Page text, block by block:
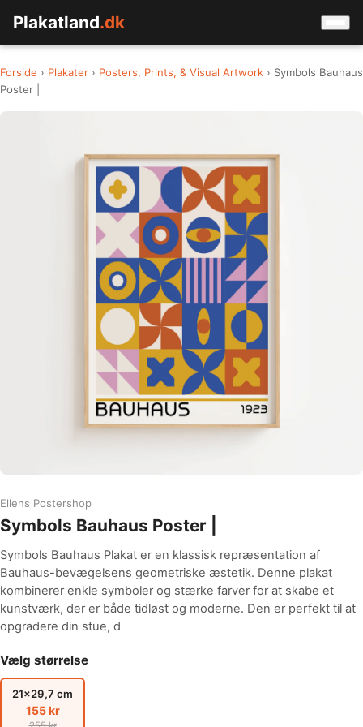
Plakatland.dk
Forside › Plakater › Posters, Prints, & Visual Artwork › Symbols Bauhaus
Poster |
Ellens Postershop
Symbols Bauhaus Poster |
Symbols Bauhaus Plakat er en klassisk repræsentation af
Bauhaus-bevægelsens geometriske æstetik. Denne plakat
kombinerer enkle symboler og stærke farver for at skabe et
kunstværk, der er både tidløst og moderne. Den er perfekt til at
opgradere din stue, d
Vælg størrelse
21x29,7 cm
155 kr